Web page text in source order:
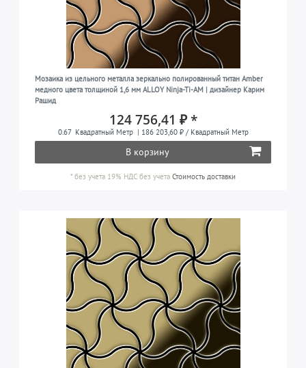
Мозаика из цельного металла зеркально полированный титан Amber
медного цвета толщиной 1,6 мм ALLOY Ninja-Ti-AM | дизайнер Карим
Рашид
124 756,41 ₽ *
0.67 Квадратный Метр | 186 203,60 ₽ / Квадратный Метр
В корзину
*без учета 19% НДС без учета Стоимость доставки